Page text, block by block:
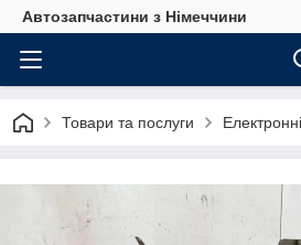
Автозапчастини з Німеччини
Товари та послуги